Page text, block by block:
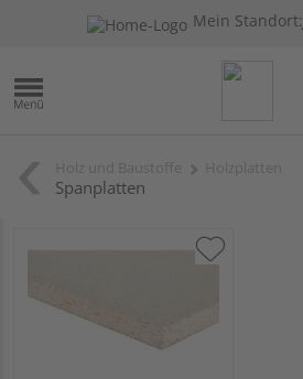
Mein Standort:
Spanplatten